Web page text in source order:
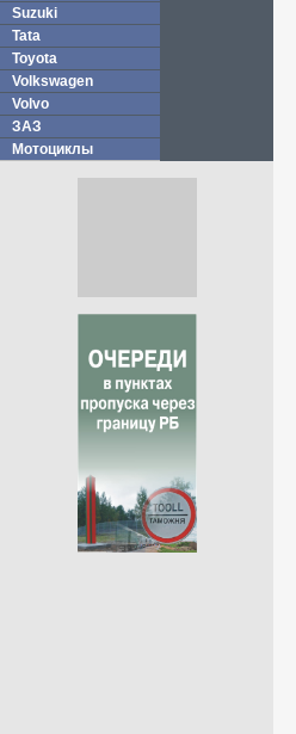
Suzuki
Tata
Toyota
Volkswagen
Volvo
ЗАЗ
Мотоциклы